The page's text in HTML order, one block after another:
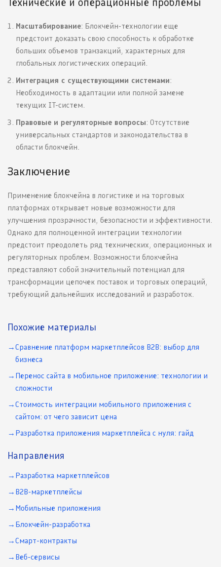
Масштабирование: Блокчейн-технологии еще
предстоит доказать свою способность к обработке
больших объемов транзакций, характерных для
глобальных логистических операций.
Интеграция с существующими системами:
Необходимость в адаптации или полной замене
текущих IT-систем.
Правовые и регуляторные вопросы: Отсутствие
универсальных стандартов и законодательства в
области блокчейн.
Заключение
Применение блокчейна в логистике и на торговых
платформах открывает новые возможности для
улучшения прозрачности, безопасности и эффективности.
Однако для полноценной интеграции технологии
предстоит преодолеть ряд технических, операционных и
регуляторных проблем. Возможности блокчейна
представляют собой значительный потенциал для
трансформации цепочек поставок и торговых операций,
требующий дальнейших исследований и разработок.
Похожие материалы
Сравнение платформ маркетплейсов B2B: выбор для
бизнеса
Перенос сайта в мобильное приложение: технологии и
сложности
Стоимость интеграции мобильного приложения с
сайтом: от чего зависит цена
Разработка приложения маркетплейса с нуля: гайд
Направления
Разработка маркетплейсов
B2B-маркетплейсы
Мобильные приложения
Блокчейн-разработка
Смарт-контракты
Веб-сервисы